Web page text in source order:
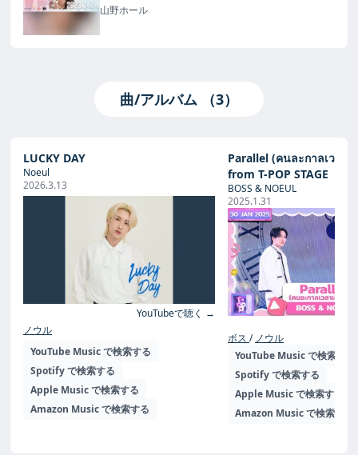
山野ホール
曲/アルバム （3）
LUCKY DAY
Noeul
2026.3.13
YouTubeで聴く →
ノウル
YouTube Music で検索する
Spotify で検索する
Apple Music で検索する
Amazon Music で検索する
Parallel (คนละกาลเวลาเ
from T-POP STAGE
BOSS & NOEUL
2025.1.31
ボス
ノウル
YouTube Music で検索する
Spotify で検索する
Apple Music で検索する
Amazon Music で検索する